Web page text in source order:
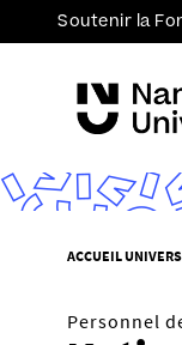
Soutenir la
V
u
s
ACCUEIL
Personnel